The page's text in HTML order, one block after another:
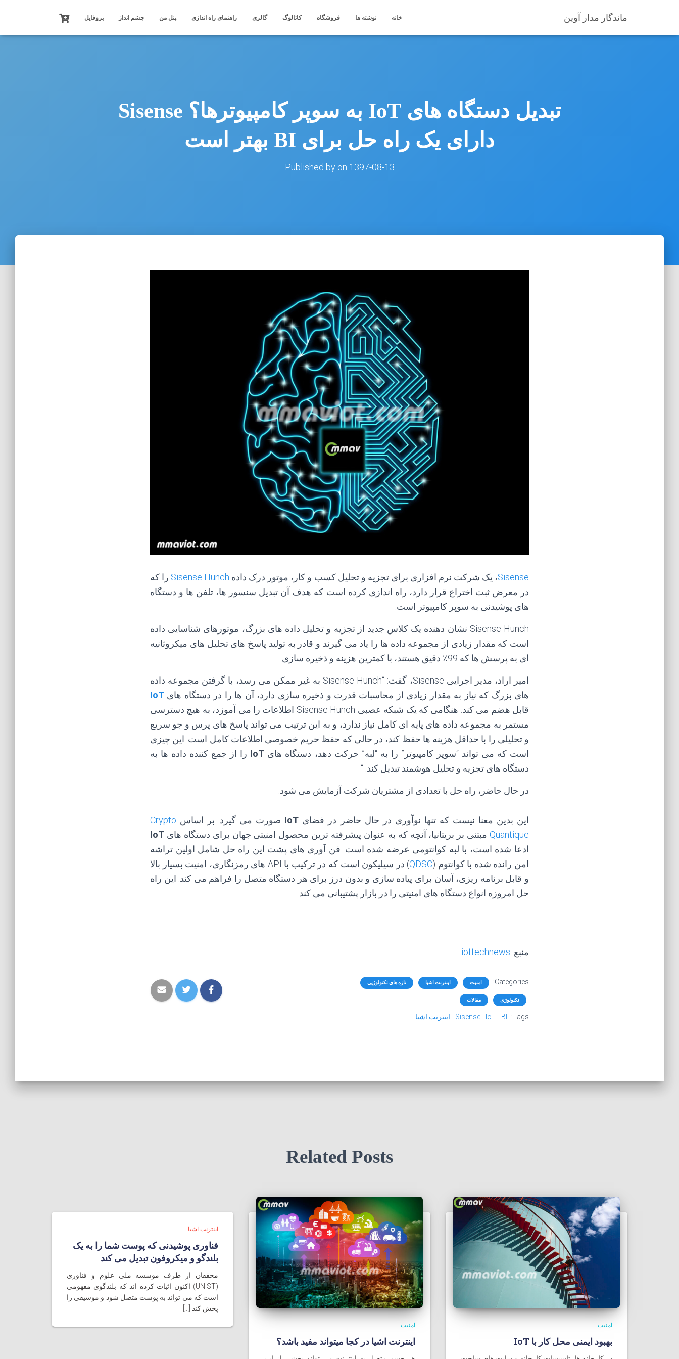
ماندگار مدار آوین خانه نوشته ها فروشگاه کاتالوگ گالری راهنمای راه اندازی پنل من چشم انداز پروفایل
تبدیل دستگاه های IoT به سوپر کامپيوترها؟ Sisense
دارای یک راه حل برای BI بهتر است
Published by on 1397-08-13
Sisense، یک شرکت نرم افزاری برای تجزیه و تحلیل کسب و کار، موتور درک داده Sisense Hunch را که
در معرض ثبت اختراع قرار دارد، راه اندازی کرده است که هدف آن تبدیل سنسور ها، تلفن ها و دستگاه
های پوشیدنی به سوپر کامپیوتر است.
Sisense Hunch نشان دهنده یک کلاس جدید از تجزیه و تحلیل داده های بزرگ، موتورهای شناسایی داده
است که مقدار زیادی از مجموعه داده ها را یاد می گیرند و قادر به تولید پاسخ های تحلیل های میکروثانیه
ای به پرسش ها که 99٪ دقیق هستند، با کمترین هزینه و ذخیره سازی.
امیر اراد، مدیر اجرایی Sisense، گفت: “Sisense Hunch به غیر ممکن می رسد، با گرفتن مجموعه داده
های بزرگ که نیاز به مقدار زیادی از محاسبات قدرت و ذخیره سازی دارد، آن ها را در دستگاه های IoT
قابل هضم می کند. هنگامی که یک شبکه عصبی Sisense Hunch اطلاعات را می آموزد، به هیچ دسترسی
مستمر به مجموعه داده های پایه ای کامل نیاز ندارد، و به این ترتیب می تواند پاسخ های پرس و جو سریع
و تحلیلی را با حداقل هزینه ها حفظ کند، در حالی که حفظ حریم خصوصی اطلاعات کامل است. این چیزی
است که می تواند “سوپر کامپیوتر” را به “لبه” حرکت دهد، دستگاه های IoT را از جمع کننده داده ها به
دستگاه های تجزیه و تحلیل هوشمند تبدیل کند. “
در حال حاضر، راه حل با تعدادی از مشتریان شرکت آزمایش می شود.
این بدین معنا نیست که تنها نوآوری در حال حاضر در فضای IoT صورت می گیرد. بر اساس Crypto
Quantique مبتنی بر بریتانیا، آنچه که به عنوان پیشرفته ترین محصول امنیتی جهان برای دستگاه های IoT
ادعا شده است، با لبه کوانتومی عرضه شده است. فن آوری های پشت این راه حل شامل اولین تراشه
امن رانده شده با کوانتوم (QDSC
) در سیلیکون است که در ترکیب با API های رمزنگاری، امنیت بسیار بالا
و قابل برنامه ریزی، آسان برای پیاده سازی و بدون درز برای هر دستگاه متصل را فراهم می کند. این راه
حل امروزه انواع دستگاه های امنیتی را در بازار پشتیبانی می کند.
منبع: iottechnews
Categories: امنیت اینترنت اشیا تازه های تکنولوژیی
تکنولوژی مقالات
Tags:
BI
IoT
Sisense اینترنت اشیا
Related Posts
امنیت
بهبود ایمنی محل کار با IoT
امنیت
اینترنت اشیا در کجا میتواند مفید باشد؟
اینترنت اشیا
فناوری پوشیدنی که پوست شما را به یک
بلندگو و میکروفون تبدیل می کند
محققان از طرف موسسه ملی علوم و فناوری
(UNIST) اکنون اثبات کرده اند که بلندگوی مفهومی
است که می تواند به پوست متصل شود و موسیقی را
پخش کند [...]